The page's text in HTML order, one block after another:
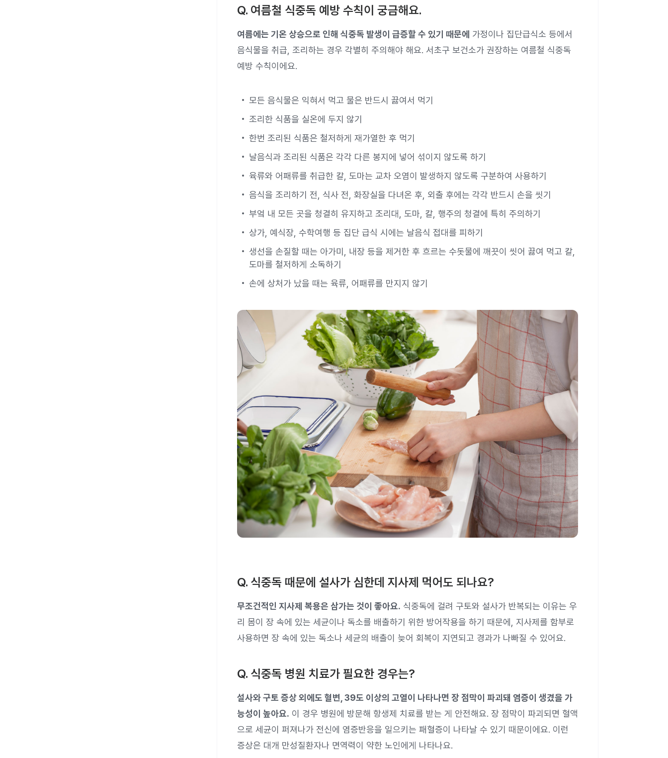
Q. 여름철 식중독 예방 수칙이 궁금해요.
여름에는 기온 상승으로 인해 식중독 발생이 급증할 수 있기 때문에 가정이나 집단급식소 등에서
음식물을 취급, 조리하는 경우 각별히 주의해야 해요. 서초구 보건소가 권장하는 여름철 식중독
예방 수칙이에요.
모든 음식물은 익혀서 먹고 물은 반드시 끓여서 먹기
조리한 식품을 실온에 두지 않기
한번 조리된 식품은 철저하게 재가열한 후 먹기
날음식과 조리된 식품은 각각 다른 봉지에 넣어 섞이지 않도록 하기
육류와 어패류를 취급한 칼, 도마는 교차 오염이 발생하지 않도록 구분하여 사용하기
음식을 조리하기 전, 식사 전, 화장실을 다녀온 후, 외출 후에는 각각 반드시 손을 씻기
부엌 내 모든 곳을 청결히 유지하고 조리대, 도마, 칼, 행주의 청결에 특히 주의하기
상가, 예식장, 수학여행 등 집단 급식 시에는 날음식 접대를 피하기
생선을 손질할 때는 아가미, 내장 등을 제거한 후 흐르는 수돗물에 깨끗이 씻어 끓여 먹고 칼,
도마를 철저하게 소독하기
손에 상처가 났을 때는 육류, 어패류를 만지지 않기
Q. 식중독 때문에 설사가 심한데 지사제 먹어도 되나요?
무조건적인 지사제 복용은 삼가는 것이 좋아요. 식중독에 걸려 구토와 설사가 반복되는 이유는 우
리 몸이 장 속에 있는 세균이나 독소를 배출하기 위한 방어작용을 하기 때문에, 지사제를 함부로
사용하면 장 속에 있는 독소나 세균의 배출이 늦어 회복이 지연되고 경과가 나빠질 수 있어요.
Q. 식중독 병원 치료가 필요한 경우는?
설사와 구토 증상 외에도 혈변, 39도 이상의 고열이 나타나면 장 점막이 파괴돼 염증이 생겼을 가
능성이 높아요. 이 경우 병원에 방문해 항생제 치료를 받는 게 안전해요. 장 점막이 파괴되면 혈액
으로 세균이 퍼져나가 전신에 염증반응을 일으키는 패혈증이 나타날 수 있기 때문이에요. 이런
증상은 대개 만성질환자나 면역력이 약한 노인에게 나타나요.